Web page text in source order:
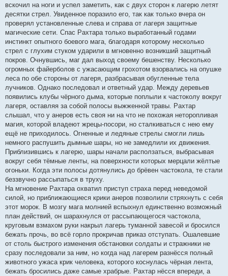
вскочил на ноги и успел заметить, как с двух сторон к лагерю летят
десятки стрел. Увиденное поразило его, так как только вчера он
проверял установленные слева и справа от лагеря защитные
магические сети. Спас Рахтара только выработанный годами
инстинкт опытного боевого мага, благодаря которому несколько
стрел с глухим стуком ударили в мгновенно возникший защитный
покров. Очнувшись, маг дал выход своему бешенству. Несколько
огромных файерболов с ужасающим грохотом взорвались на опушке
леса по обе стороны от лагеря, разбрасывая обугленные тела
лучников. Однако последовал и ответный удар. Между деревьев
появились клубы чёрного дыма, которые поплыли к частоколу вокруг
лагеря, оставляя за собой полосы выжженной травы. Рахтар
слышал, что у анеров есть своя ни на что не похожая неторопливая
магия, которой владеют жрецы-посори, но сталкиваться с нею ему
ещё не приходилось. Огненные и ледяные стрелы смогли лишь
немного распушить дымные шары, но не замедлили их движения.
Приблизившись к лагерю, шары начали расползаться, выбрасывая
вокруг себя тёмные ленты, на поверхности которых мерцали жёлтые
огоньки. Когда эти полосы дотянулись до брёвен частокола, те стали
беззвучно рассыпаться в труху.
На мгновение Рахтара охватил приступ страха перед неведомой
силой, но приближающиеся крики анеров позволили стряхнуть с себя
этот морок. В мозгу мага молнией вспыхнул единственно возможный
план действий, он шарахнулся от рассыпающегося частокола,
круговым взмахом руки накрыл лагерь туманной завесой и бросился
бежать прочь, во всё горло прокричав приказ отступать. Ошалевшие
от столь быстрого изменения обстановки солдаты и стражники не
сразу последовали за ним, но когда над лагерем разнёсся полный
животного ужаса крик человека, которого коснулась чёрная лента,
бежать бросились даже самые храбрые. Рахтар нёсся впереди, а